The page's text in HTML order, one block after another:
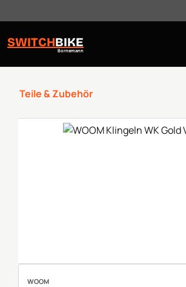
SWITCHBIKE
Bornemann
Teile & Zubehör
Bildergalerie überspringen
WOOM